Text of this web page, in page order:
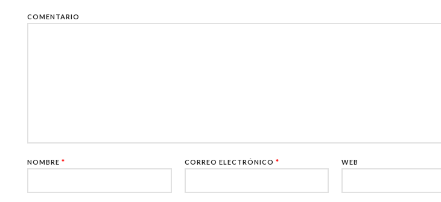
COMENTARIO
NOMBRE * CORREO ELECTRÓNICO * WEB